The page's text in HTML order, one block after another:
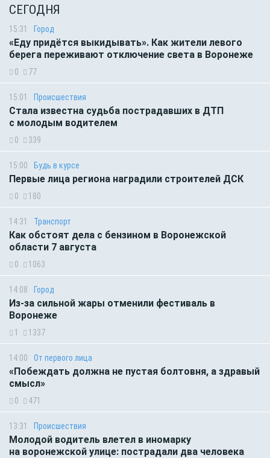
СЕГОДНЯ
15:31 Город
«Еду придётся выкидывать». Как жители левого
берега переживают отключение света в Воронеже
0 77
15:01 Происшествия
Стала известна судьба пострадавших в ДТП
с молодым водителем
0 339
15:00 Будь в курсе
Первые лица региона наградили строителей ДСК
0 180
14:31 Транспорт
Как обстоят дела с бензином в Воронежской
области 7 августа
0 1063
14:08 Город
Из-за сильной жары отменили фестиваль в
Воронеже
1 1337
14:00 От первого лица
«Побеждать должна не пустая болтовня, а здравый
смысл»
0 471
13:31 Происшествия
Молодой водитель влетел в иномарку
на воронежской улице: пострадали два человека